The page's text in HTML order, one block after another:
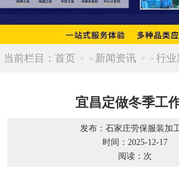
当前栏目： 首页 > 新闻资讯 > 行业
宜昌定做冬季工
发布：石家庄劳保服装加
时间：2025-12-17
阅读： 次